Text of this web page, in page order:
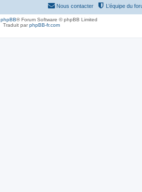
L’équipe du
Nous contacter
phpBB® Forum Software © phpBB Limited
Traduit parphpBB-fr.com